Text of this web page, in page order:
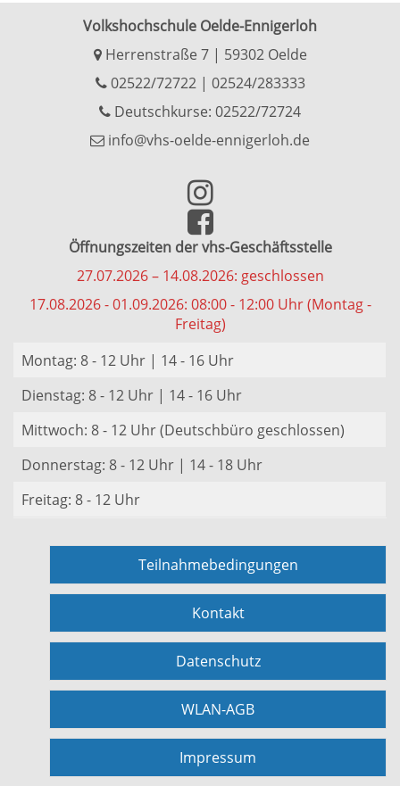
Volkshochschule Oelde-Ennigerloh
Herrenstraße 7 | 59302 Oelde
02522/72722| 02524/283333
Deutschkurse: 02522/72724
info@vhs-oelde-ennigerloh.de
Öffnungszeiten der vhs-Geschäftsstelle
27.07.2026 – 14.08.2026: geschlossen
17.08.2026 - 01.09.2026: 08:00 - 12:00 Uhr (Montag -
Freitag)
Montag: 8 - 12 Uhr | 14 - 16 Uhr
Dienstag: 8 - 12 Uhr | 14 - 16 Uhr
Mittwoch: 8 - 12 Uhr (Deutschbüro geschlossen)
Donnerstag: 8 - 12 Uhr | 14 - 18 Uhr
Freitag: 8 - 12 Uhr
Teilnahmebedingungen
Kontakt
Datenschutz
WLAN-AGB
Impressum